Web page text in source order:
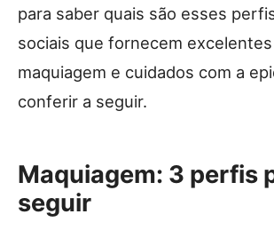
para saber quais são esses
sociais que fornecem
maquiagem e cuidados com a
conferir a seguir.
Maquiagem: 3 perfis
seguir